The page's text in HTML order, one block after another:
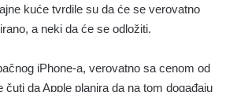
kuće tvrdile su da će se verovatno
a neki da će se odložiti.
iPhone-a, verovatno sa cenom od
čuti da Apple planira da na tom događaju